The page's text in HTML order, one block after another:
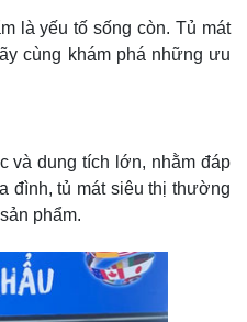
là yếu tố sống còn. Tủ mát
cùng khám phá những ưu
và dung tích lớn, nhằm đáp
đình, tủ mát siêu thị thường
phẩm.